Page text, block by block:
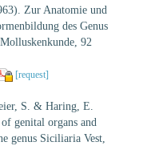
Zur Anatomie und
des Genus
92
[request]
S. & Haring, E.
genital organs and
genus Siciliaria Vest,